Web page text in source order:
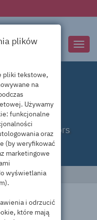
.contractors
plików
pliki tekstowe,
na
Używamy
funkcjonalne
oraz
(by weryfikować
marketingowe
wyświetlania
i odrzucić
które mają